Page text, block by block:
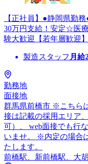
【正社員】●静岡県勤
30万円支給！安定☆医
験大歓迎【若年層歓迎】
製造スタッフ 月給
勤務地
面接地
群馬県前橋市 ※こちら
接は記載の採用エリア
可）、 web面接でも行
いませ。 ※内定の場合
たします。
前橋駅、新前橋駅、大